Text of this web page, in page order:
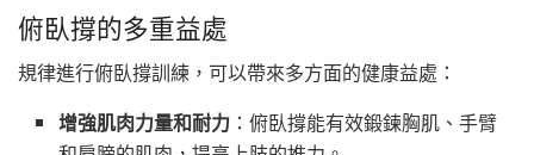
俯臥撐的多重益處
規律進行俯臥撐訓練，可以帶來多方面的健康益處：
增強肌肉力量和耐力 ：俯臥撐能有效鍛鍊胸肌、手臂